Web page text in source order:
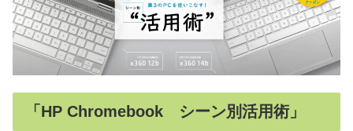
「HP Chromebook シーン別活用術」